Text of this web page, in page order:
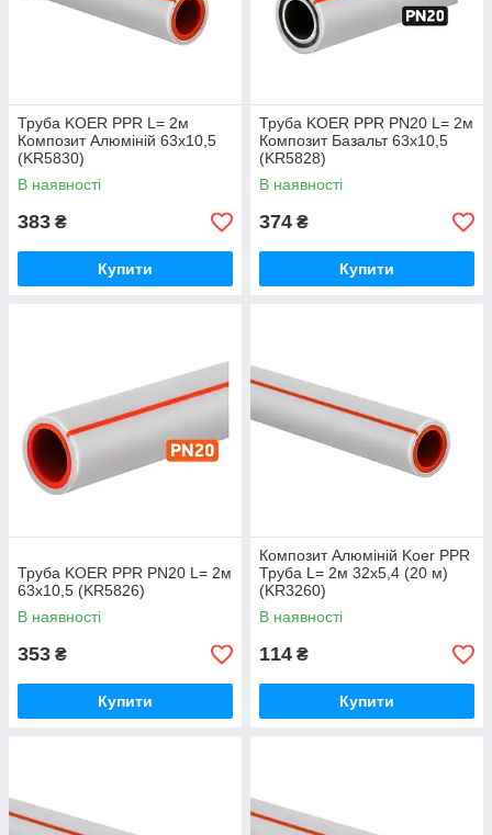
Труба KOER PPR L= 2м
Композит Алюміній 63x10,5
(KR5830)
В наявності
383 ₴
Купити
Труба KOER PPR PN20 L= 2м
Композит Базальт 63x10,5
(KR5828)
В наявності
374 ₴
Купити
Труба KOER PPR PN20 L= 2м
63x10,5 (KR5826)
В наявності
353 ₴
Купити
Композит Алюміній Koer PPR
Труба L= 2м 32х5,4 (20 м)
(KR3260)
В наявності
114 ₴
Купити